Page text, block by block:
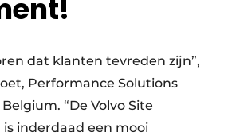
dat klanten tevreden zijn”,
Performance Solutions
“De Volvo Site
inderdaad een mooi